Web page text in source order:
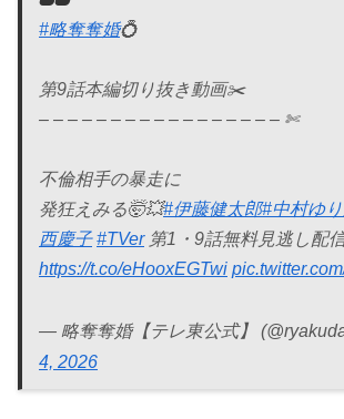
#略奪奪婚💍
第9話本編切り抜き動画✂️
– – – – – – – – – – – – – – – – – ✄
不倫相手の暴走に
発狂えみる🤯💥#伊藤健太郎#中村ゆ
西慶子 #TVer第1・9話無料見逃し配
https://t.co/eHooxEGTwi
— 略奪奪婚【テレ東公式】
4, 2026